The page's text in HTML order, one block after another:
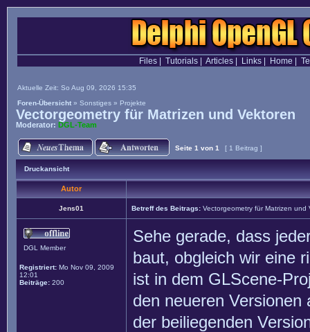
Files| Tutorials| Articles| Links| Home
Aktuelle Zeit: So Aug 09, 2026 15:35
Foren-Übersicht » Sonstiges » Projekte
Vectorgeometry für Matrizen und Vektoren
Moderator: DGL-Team
Seite 1 von 1 [ 1 Beitrag ]
Druckansicht
Autor
Jens01 Betreff des Beitrags: Vectorgeometry für Matrizen und
DGL Member
Registriert: Mo Nov 09, 2009
12:01
Beiträge: 200
Sehe gerade, dass
baut, obgleich wir eine
ist in dem GLScene-
den neueren
der beiliegenden